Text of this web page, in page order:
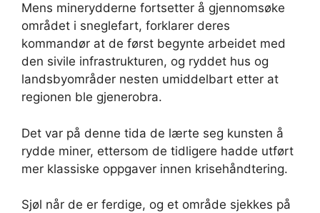
Mens minerydderne fortsetter å gjennomsøke
området i sneglefart, forklarer deres
kommandør at de først begynte arbeidet med
den sivile infrastrukturen, og ryddet hus og
landsbyområder nesten umiddelbart etter at
regionen ble gjenerobra.
Det var på denne tida de lærte seg kunsten å
rydde miner, ettersom de tidligere hadde utført
mer klassiske oppgaver innen krisehåndtering.
Sjøl når de er ferdige, og et område sjekkes på